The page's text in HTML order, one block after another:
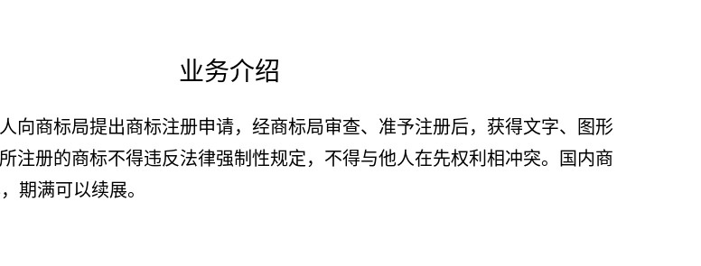
业务介绍
向商标局提出商标注册申请，经商标局审查、准予注册后，获得文字、图形
注册的商标不得违反法律强制性规定，不得与他人在先权利相冲突。国内商
期满可以续展。